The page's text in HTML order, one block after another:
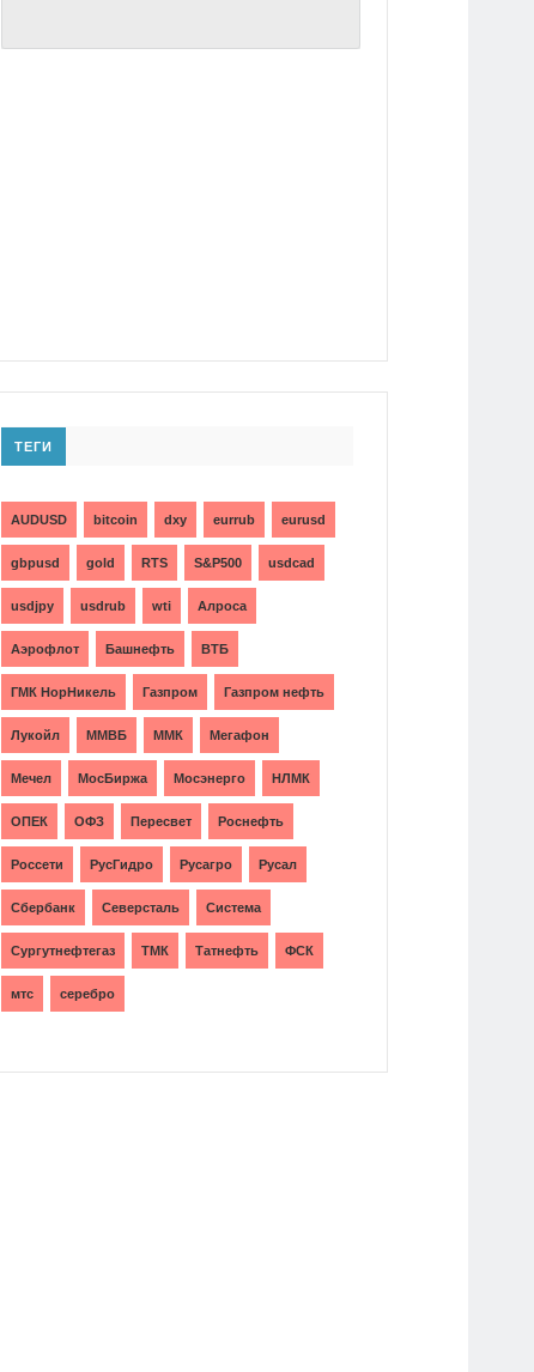
ТЕГИ
AUDUSD bitcoin dxy eurrub eurusd
gbpusd gold RTS S&P500 usdcad
usdjpy usdrub wti Алроса
Аэрофлот Башнефть ВТБ
ГМК НорНикель Газпром Газпром нефть
Лукойл ММВБ ММК Мегафон
Мечел МосБиржа Мосэнерго НЛМК
ОПЕК ОФЗ Пересвет Роснефть
Россети РусГидро Русагро Русал
Сбербанк Северсталь Система
Сургутнефтегаз ТМК Татнефть ФСК
мтс серебро